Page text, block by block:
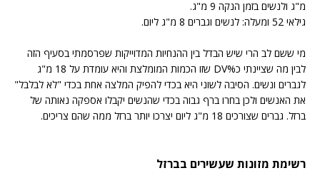
מ"ג ולנשים בזמן הנקה 9 מ"ג.
גילאי 52 ומעלה: לנשים וגברים 8 מ"ג ליום.
מי ששם לב הרי שיש הבדל בין ההנחיות המדוייקות שפרסמתי בסעיף הזה
לבין מה שציינתי כ%DV שזו הכמות המומלצת והיא עומדת על 18 מ"ג
לגברים ונשים. הסיבה לשוני היא בכדי להפיק המלצה אחת בכדי "לא לבלבל"
את האנשים ולכן בחרו ברף גבוה בכדי שהנשים יקבלו אספקה נאותה של
ברזל. גברים שצורכים 18 מ"ג ליום יצרכו יותר ברזל ממה שהם צריכים.
רשימת מזונות שעשירים בברזל